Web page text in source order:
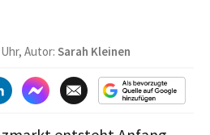
Autor: Sarah Kleinen